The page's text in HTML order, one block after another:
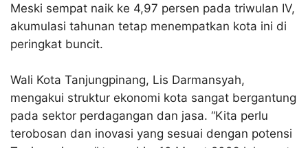
Meski sempat naik ke 4,97 persen pada triwulan IV,
akumulasi tahunan tetap menempatkan kota ini di
peringkat buncit.
Wali Kota Tanjungpinang, Lis Darmansyah,
mengakui struktur ekonomi kota sangat bergantung
pada sektor perdagangan dan jasa. “Kita perlu
terobosan dan inovasi yang sesuai dengan potensi